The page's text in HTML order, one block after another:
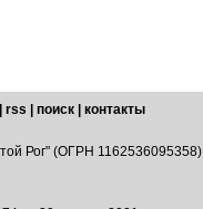
rss поиск
контакты
Рог" (ОГРН 1162536095358)